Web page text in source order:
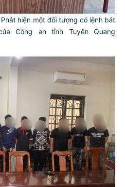
hiện một đối tượng có lệnh bắt
Công an tỉnh Tuyên Quang